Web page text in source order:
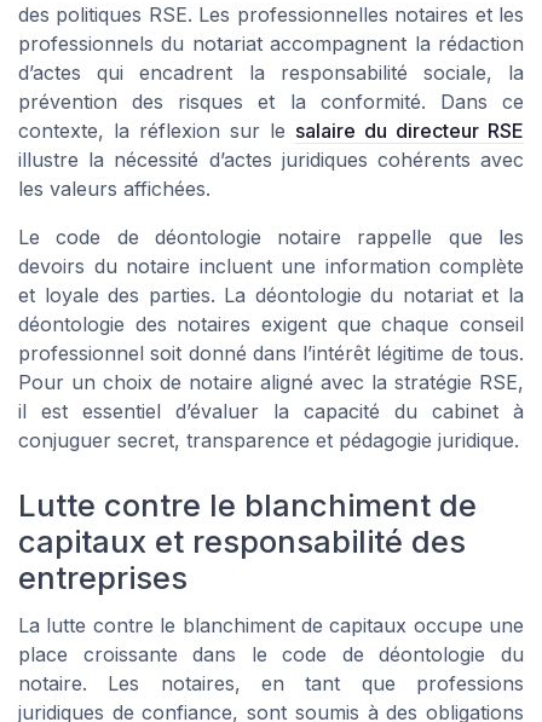
des politiques RSE. Les professionnelles notaires et les
professionnels du notariat accompagnent la rédaction
d’actes qui encadrent la responsabilité sociale, la
prévention des risques et la conformité. Dans ce
contexte, la réflexion sur le salaire du directeur RSE
illustre la nécessité d’actes juridiques cohérents avec
les valeurs affichées.
Le code de déontologie notaire rappelle que les
devoirs du notaire incluent une information complète
et loyale des parties. La déontologie du notariat et la
déontologie des notaires exigent que chaque conseil
professionnel soit donné dans l’intérêt légitime de tous.
Pour un choix de notaire aligné avec la stratégie RSE,
il est essentiel d’évaluer la capacité du cabinet à
conjuguer secret, transparence et pédagogie juridique.
Lutte contre le blanchiment de
capitaux et responsabilité des
entreprises
La lutte contre le blanchiment de capitaux occupe une
place croissante dans le code de déontologie du
notaire. Les notaires, en tant que professions
juridiques de confiance, sont soumis à des obligations